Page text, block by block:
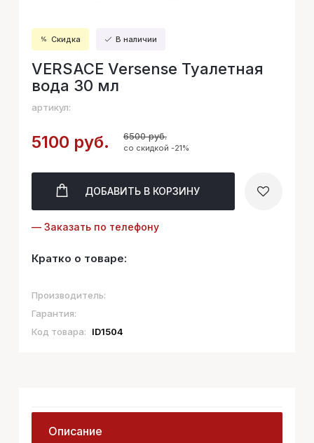
Скидка В наличии
VERSACE Versense Туалетная
вода 30 мл
артикул:
5100 руб. 6500 руб.
со скидкой -21%
ДОБАВИТЬ В КОРЗИНУ
— Заказать по телефону
Кратко о товаре:
Производитель:
Гарантия:
Код товара:
ID1504
Описание